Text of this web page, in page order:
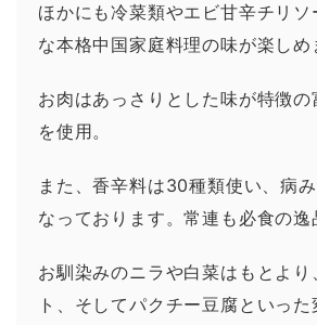
ほかにも冷菜類やエビ甘辛チリ
な本格中国家庭料理の味が楽しめ
お肉はあっさりとした味が特徴
を使用。
また、香辛料は30種類使い、病
なっております。常連も必食の逸
お馴染みのニラや白菜はもとよ
ト、そしてパクチー豆腐といった